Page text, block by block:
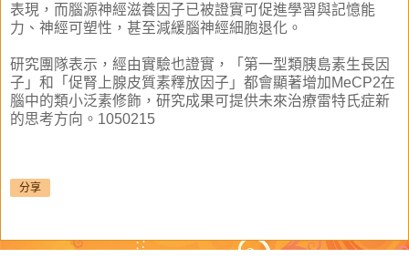
表現，而腦源神經滋養因子已被證實可促進學習與記憶能
力、神經可塑性，甚至減緩腦神經細胞退化。
研究團隊表示，經由實驗也證實，「第一型類胰島素生長因
子」和「促腎上腺皮質素釋放因子」都會顯著增加MeCP2在
腦中的類小泛素修飾，研究成果可提供未來治療雷特氏症新
的思考方向。1050215
分享